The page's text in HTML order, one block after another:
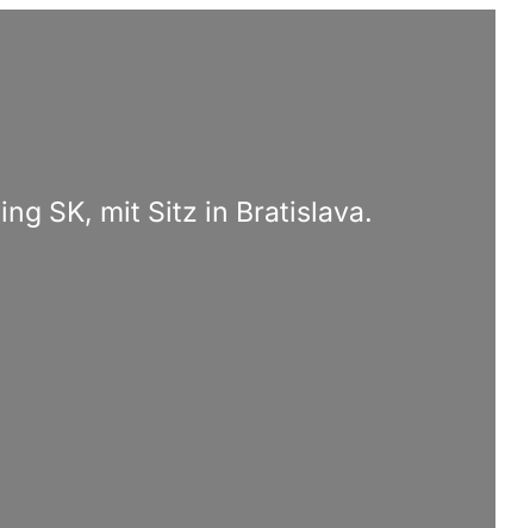
SK, mit Sitz in Bratislava.